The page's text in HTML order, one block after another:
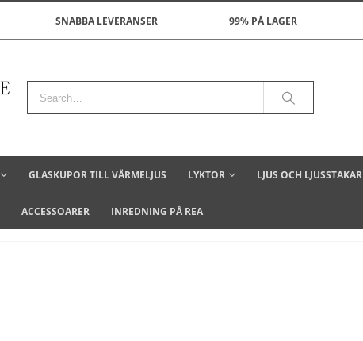
SNABBA LEVERANSER 99% PÅ LAGER
GLASKUPOR TILL VÄRMELJUS LYKTOR LJUS OCH LJUSSTAKAR
ACCESSOARER INREDNING PÅ REA